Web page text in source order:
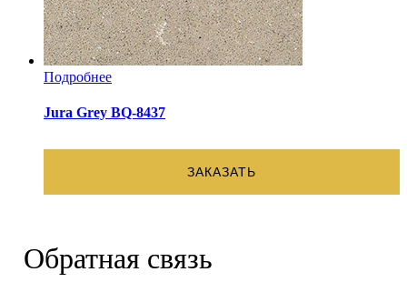
Подробнее
Jura Grey BQ-8437
ЗАКАЗАТЬ
Обратная связь